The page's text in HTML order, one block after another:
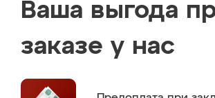
Ваша выгода
заказе у нас